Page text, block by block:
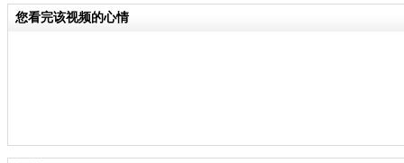
您看完该视频的心情